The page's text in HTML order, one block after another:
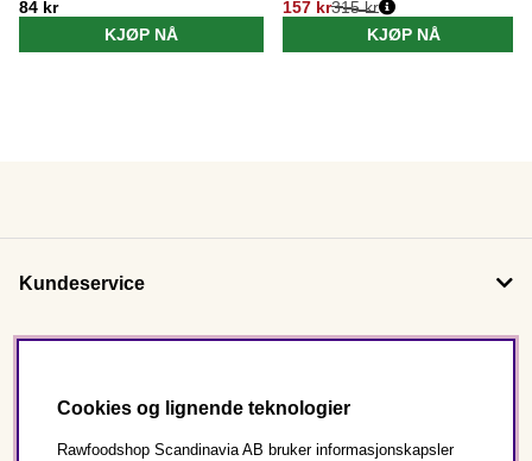
84 kr
KJØP NÅ
157 kr315 kr
KJØP NÅ
Kundeservice
Cookies og lignende teknologier
Rawfoodshop Scandinavia AB bruker informasjonskapsler